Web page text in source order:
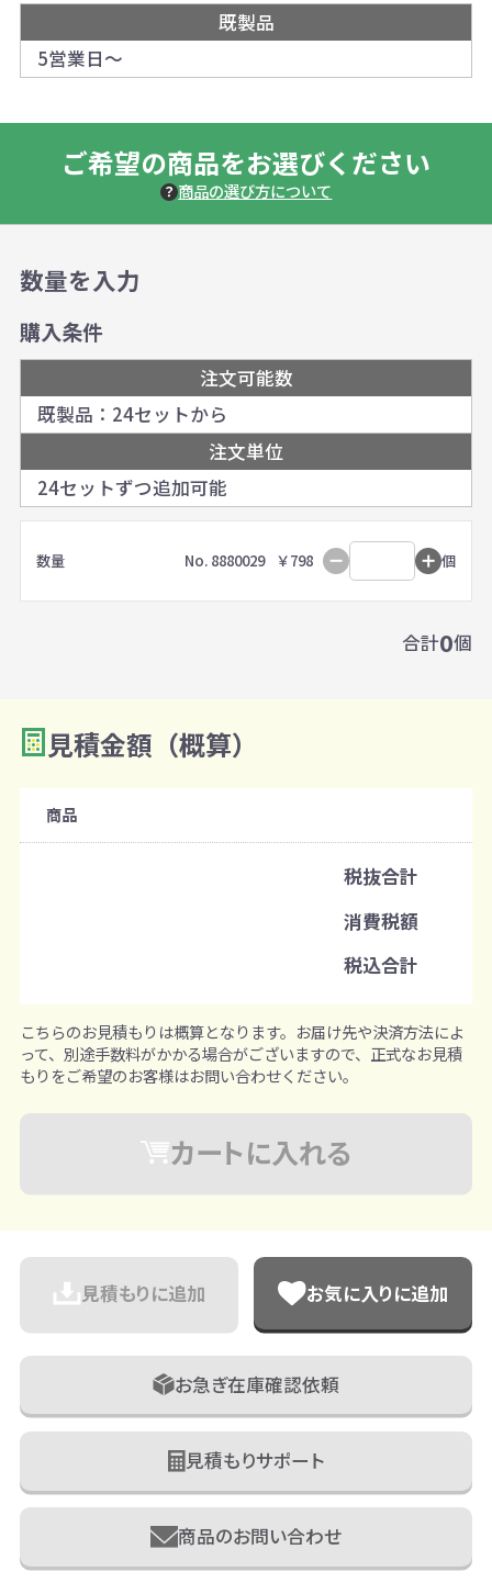
既製品
5営業日～
ご希望の商品をお選びください
商品の選び方について
数量を入力
購入条件
注文可能数
既製品：24セットから
注文単位
24セットずつ追加可能
数量 No. 8880029 ￥798 個
合計0個
見積金額（概算）
商品
税抜合計
消費税額
税込合計
こちらのお見積もりは概算となります。お届け先や決済方法によ
って、別途手数料がかかる場合がございますので、正式なお見積
もりをご希望のお客様はお問い合わせください。
カートに入れる
見積もりに追加 お気に入りに追加
お急ぎ在庫確認依頼
見積もりサポート
商品のお問い合わせ